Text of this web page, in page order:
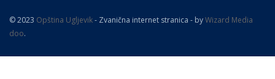
© 2023 Opština Ugljevik- Zvanična internet stranica - byWizard Media
doo.